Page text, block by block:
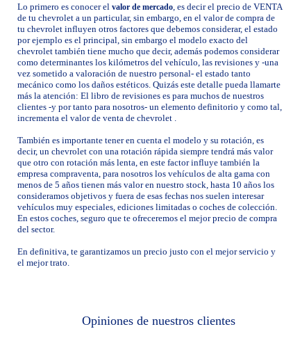
Lo primero es conocer elvalor de mercado , es decir el precio de VENTA
de tu chevrolet a un particular, sin embargo, en el valor de compra de
tu chevrolet influyen otros factores que debemos considerar, el estado
por ejemplo es el principal, sin embargo el modelo exacto del
chevrolet también tiene mucho que decir, además podemos considerar
como determinantes los kilómetros del vehículo, las revisiones y -una
vez sometido a valoración de nuestro personal- el estado tanto
mecánico como los daños estéticos. Quizás este detalle pueda llamarte
más la atención: El libro de revisiones es para muchos de nuestros
clientes -y por tanto para nosotros- un elemento definitorio y como tal,
incrementa el valor de venta de chevrolet .
También es importante tener en cuenta el modelo y su rotación, es
decir, un chevrolet con una rotación rápida siempre tendrá más valor
que otro con rotación más lenta, en este factor influye también la
empresa compraventa, para nosotros los vehículos de alta gama con
menos de 5 años tienen más valor en nuestro stock, hasta 10 años los
consideramos objetivos y fuera de esas fechas nos suelen interesar
vehículos muy especiales, ediciones limitadas o coches de colección.
En estos coches, seguro que te ofreceremos el mejor precio de compra
del sector.
En definitiva, te garantizamos un precio justo con el mejor servicio y
el mejor trato.
Opiniones de nuestros clientes